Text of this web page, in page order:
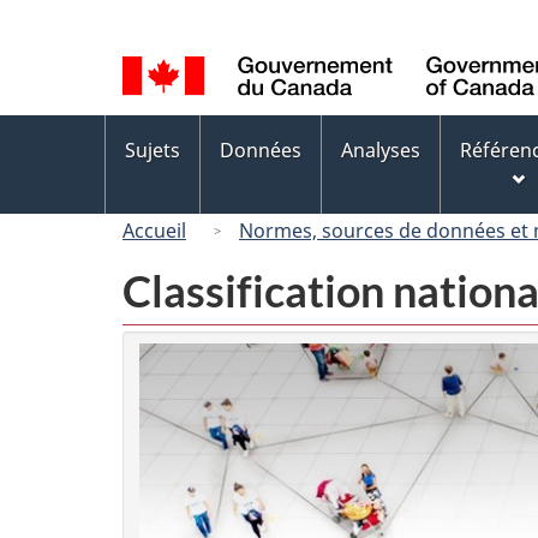
de
la
langue
des
Sujets Données Analyses
Accueil Normes, sources de données et
Classification